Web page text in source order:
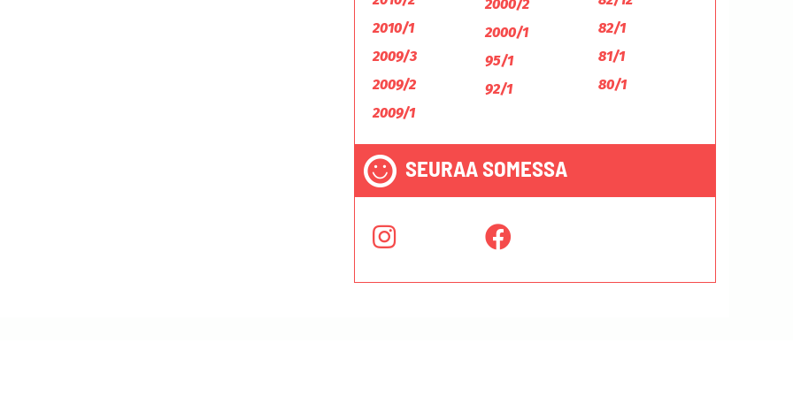
2010/1
2009/3
2009/2
2009/1
2000/2
2000/1
95/1
92/1
82/1
81/1
80/1
SEURAA SOMESSA